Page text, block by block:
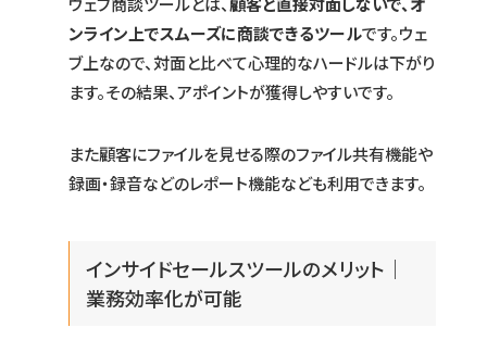
ンライン上でスムーズに商談できるツールです。ウェ
ブ上なので、対面と比べて心理的なハードルは下がり
ます。その結果、アポイントが獲得しやすいです。
また顧客にファイルを見せる際のファイル共有機能や
録画・録音などのレポート機能なども利用できます。
インサイドセールスツールのメリット｜
業務効率化が可能